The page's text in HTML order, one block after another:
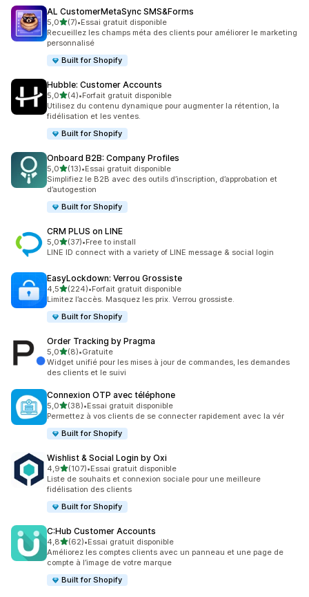
AL CustomerMetaSync SMS&Forms
5,0étoile(s) sur 5
(7)
7 avis au total
•Essai gratuit disponible
Recueillez les champs méta des clients pour améliorer le marketing
personnalisé
Built for Shopify
Hubble: Customer Accounts
5,0étoile(s) sur 5
(4)
4 avis au total
•Forfait gratuit disponible
Utilisez du contenu dynamique pour augmenter la rétention, la
fidélisation et les ventes.
Built for Shopify
Onboard B2B: Company Profiles
5,0étoile(s) sur 5
(13)
13 avis au total
•Essai gratuit disponible
Simplifiez le B2B avec des outils d’inscription, d’approbation et
d’autogestion
Built for Shopify
CRM PLUS on LINE
5,0étoile(s) sur 5
(37)
37 avis au total
•Free to install
LINE ID connect with a variety of LINE message & social login
EasyLockdown: Verrou Grossiste
4,5étoile(s) sur 5
(224)
224 avis au total
•Forfait gratuit disponible
Limitez l’accès. Masquez les prix. Verrou grossiste.
Built for Shopify
Order Tracking by Pragma
5,0étoile(s) sur 5
(8)
8 avis au total
•Gratuite
Widget unifié pour les mises à jour de commandes, les demandes
des clients et le suivi
Connexion OTP avec téléphone
5,0étoile(s) sur 5
(38)
38 avis au total
•Essai gratuit disponible
Permettez à vos clients de se connecter rapidement avec la vér
Built for Shopify
Wishlist & Social Login by Oxi
4,9étoile(s) sur 5
(107)
107 avis au total
•Essai gratuit disponible
Liste de souhaits et connexion sociale pour une meilleure
fidélisation des clients
Built for Shopify
C:Hub Customer Accounts
4,8étoile(s) sur 5
(62)
62 avis au total
•Essai gratuit disponible
Améliorez les comptes clients avec un panneau et une page de
compte à l’image de votre marque
Built for Shopify